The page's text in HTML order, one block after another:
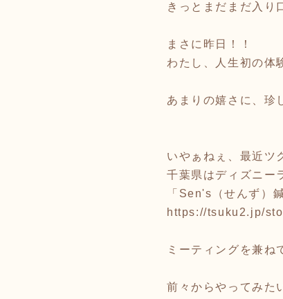
きっとまだまだ入り
まさに昨日！！
わたし、人生初の体
あまりの嬉さに、珍
いやぁねぇ、最近ツ
千葉県はディズニー
「Sen's（せんず）
https://tsuku2.jp/
ミーティングを兼ね
前々からやってみた